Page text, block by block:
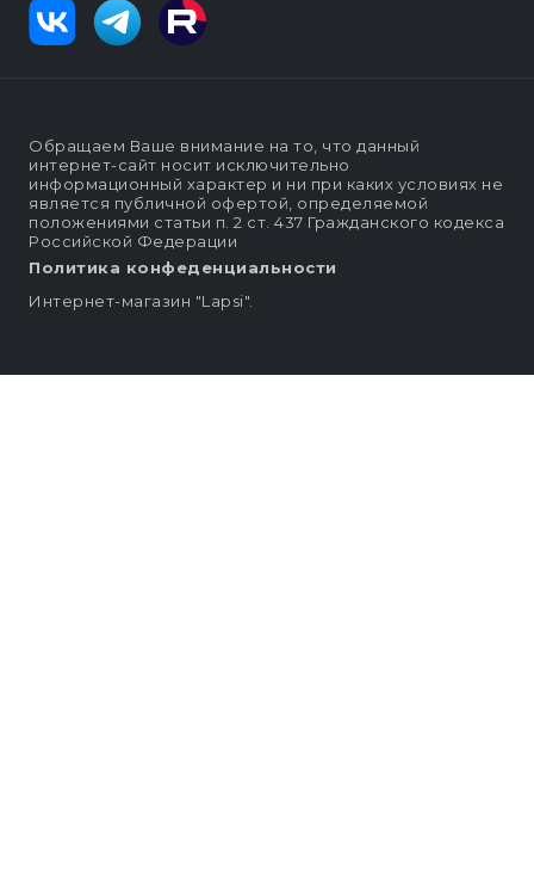
Обращаем Ваше внимание на то, что данный
интернет-сайт носит исключительно
информационный характер и ни при каких условиях не
является публичной офертой, определяемой
положениями статьи п. 2 ст. 437 Гражданского кодекса
Российской Федерации
Политика конфеденциальности
Интернет-магазин "Lapsi".